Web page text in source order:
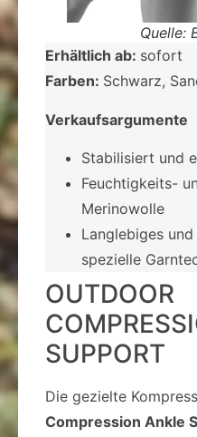
Quelle:
Erhältlich ab: sofort
Farben: Schwarz,
Verkaufsargumente
Stabilisiert und
­Feuchtigkeits-
Merinowolle
­Langlebiges
spezielle
OUTDOOR
SUPPORT
Die gezielte
Compression Ankle